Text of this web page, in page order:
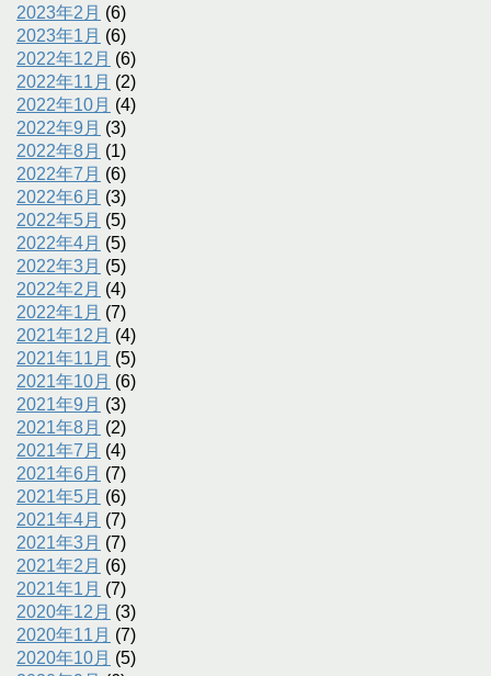
2023年2月 (6)
2023年1月 (6)
2022年12月 (6)
2022年11月 (2)
2022年10月 (4)
2022年9月 (3)
2022年8月 (1)
2022年7月 (6)
2022年6月 (3)
2022年5月 (5)
2022年4月 (5)
2022年3月 (5)
2022年2月 (4)
2022年1月 (7)
2021年12月 (4)
2021年11月 (5)
2021年10月 (6)
2021年9月 (3)
2021年8月 (2)
2021年7月 (4)
2021年6月 (7)
2021年5月 (6)
2021年4月 (7)
2021年3月 (7)
2021年2月 (6)
2021年1月 (7)
2020年12月 (3)
2020年11月 (7)
2020年10月 (5)